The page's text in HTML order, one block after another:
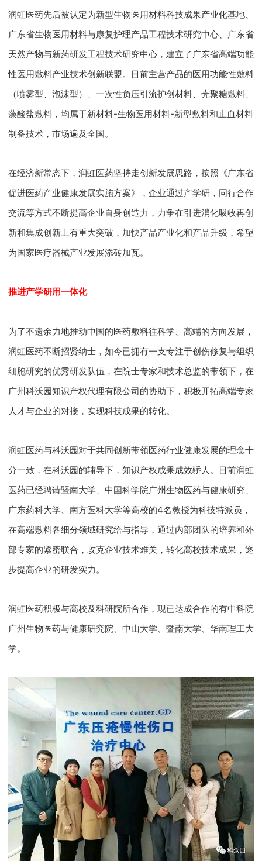
润虹医药先后被认定为新型生物医用材料科技成果产业化基地、
广东省生物医用材料与康复护理产品工程技术研究中心、广东省
天然产物与新药研发工程技术研究中心，建立了广东省高端功能
性医用敷料产业技术创新联盟。目前主营产品的医用功能性敷料
（喷雾型、泡沫型）、一次性负压引流护创材料、壳聚糖敷料、
藻酸盐敷料，均属于新材料-生物医用材料-新型敷料和止血材料
制备技术，市场遍及全国。
在经济新常态下，润虹医药坚持走创新发展思路，按照《广东省
促进医药产业健康发展实施方案》，企业通过产学研，同行合作
交流等方式不断提高企业自身创造力，力争在引进消化吸收再创
新和集成创新上有重大突破，加快产品产业化和产品升级，希望
为国家医疗器械产业发展添砖加瓦。
推进产学研用一体化
为了不遗余力地推动中国的医药敷料往科学、高端的方向发展，
润虹医药不断招贤纳士，如今已拥有一支专注于创伤修复与组织
细胞研究的优秀研发队伍，在院士专家和技术总监的带领下，在
广州科沃园知识产权代理有限公司的协助下，积极开拓高端专家
人才与企业的对接，实现科技成果的转化。
润虹医药与科沃园对于共同创新带领医药行业健康发展的理念十
分一致，在科沃园的辅导下，知识产权成果成效骄人。目前润虹
医药已经聘请暨南大学、中国科学院广州生物医药与健康研究、
广东药科大学、南方医科大学等高校的4名教授为科技特派员，
在高端敷料各细分领域研究给与指导，通过内部团队的培养和外
部专家的紧密联合，攻克企业技术难关，转化高校技术成果，逐
步提高企业的研发实力。
润虹医药积极与高校及科研院所合作，现已达成合作的有中科院
广州生物医药与健康研究院、中山大学、暨南大学、华南理工大
学。